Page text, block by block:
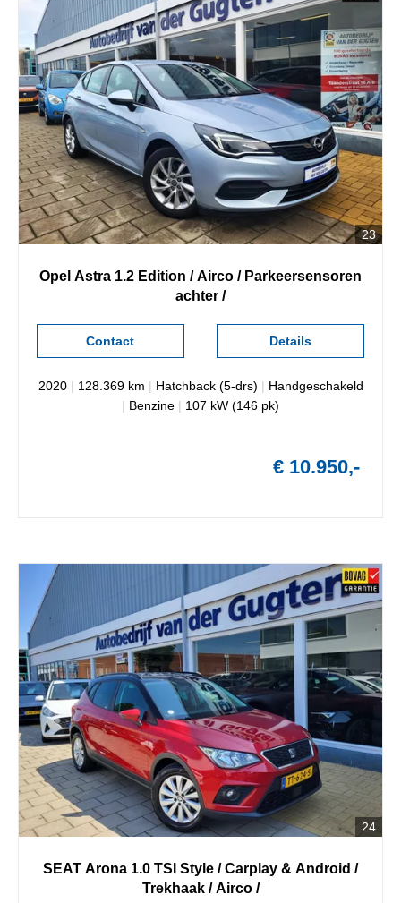
23
Opel Astra 1.2 Edition / Airco / Parkeersensoren
achter /
Details
Contact
2020| 128.369 km | Hatchback (5-drs) | Handgeschakeld
| Benzine | 107 kW (146 pk)
€ 10.950,-
24
SEAT Arona 1.0 TSI Style / Carplay & Android /
Trekhaak / Airco /